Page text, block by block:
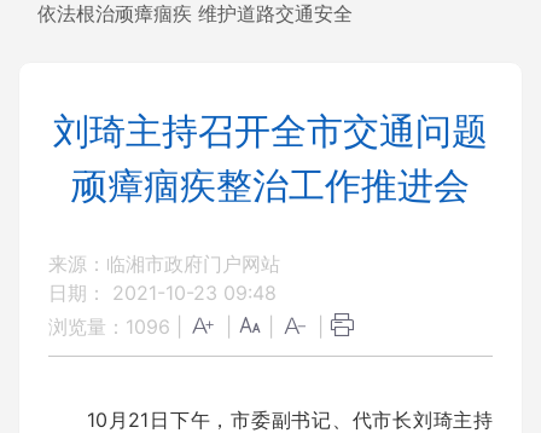
依法根治顽瘴痼疾 维护道路交通安全
刘琦主持召开全市交通问题
顽瘴痼疾整治工作推进会
来源：临湘市政府门户网站
日期： 2021-10-23 09:48
浏览量： 1096
10月21日下午，市委副书记、代市长刘琦主持